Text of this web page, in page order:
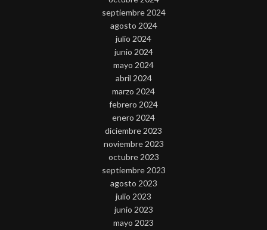
septiembre 2024
agosto 2024
julio 2024
junio 2024
mayo 2024
abril 2024
marzo 2024
febrero 2024
enero 2024
diciembre 2023
noviembre 2023
octubre 2023
septiembre 2023
agosto 2023
julio 2023
junio 2023
mayo 2023